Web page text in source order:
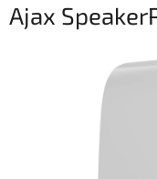
Ajax